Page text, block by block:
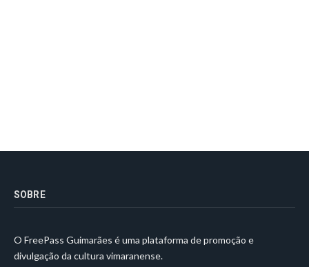
SOBRE
O FreePass Guimarães é uma plataforma de promoção e
divulgação da cultura vimaranense.